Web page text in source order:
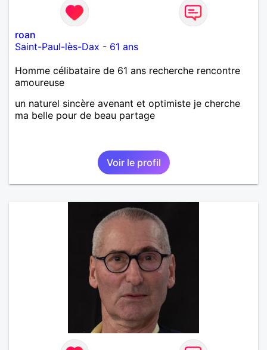
roan
Saint-Paul-lès-Dax - 61 ans
Homme célibataire de 61 ans recherche rencontre
amoureuse
un naturel sincère avenant et optimiste je cherche
ma belle pour de beau partage
Voir le profil